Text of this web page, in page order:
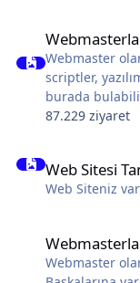
Webmaster
scriptler,
burada
87.229 ziyaret
Web Sitesi
Web Siteniz
Webmaster